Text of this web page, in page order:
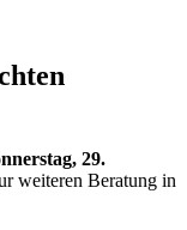
29.
weiteren Beratung in